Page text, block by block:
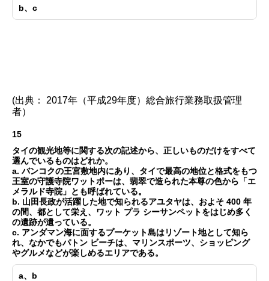
b、c
(出典： 2017年（平成29年度）総合旅行業務取扱管理
者）
15
タイの観光地等に関する次の記述から、正しいものだけをすべて
選んでいるものはどれか。
a. バンコクの王宮敷地内にあり、タイで最高の地位と格式をもつ
王室の守護寺院ワットポーは、翡翠で造られた本尊の色から「エ
メラルド寺院」とも呼ばれている。
b. 山田長政が活躍した地で知られるアユタヤは、およそ 400 年
の間、都として栄え、ワット プラ シーサンペットをはじめ多く
の遺跡が遺っている。
c. アンダマン海に面するプーケット島はリゾート地として知ら
れ、なかでもパトン ビーチは、マリンスポーツ、ショッピング
やグルメなどが楽しめるエリアである。
a、b